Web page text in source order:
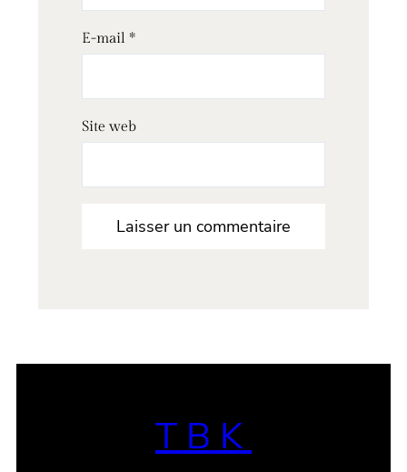
E-mail *
Site web
TBK